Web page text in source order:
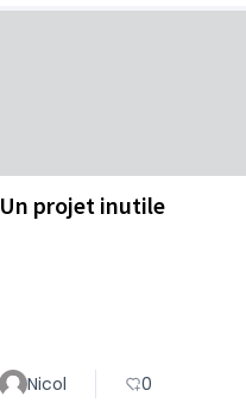
Un projet inutile
Nicol 0